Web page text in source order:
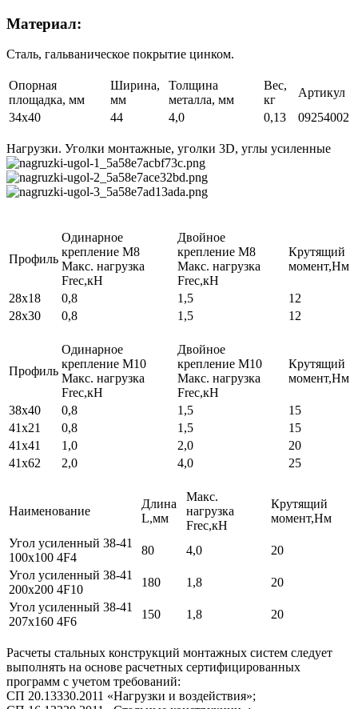
Материал:
Сталь, гальваническое покрытие цинком.
Опорная
площадка, мм
Ширина,
мм
Толщина
металла, мм
Вес,
кг
Артикул
34x40
44 4,0 0,13 09254002
Нагрузки. Уголки монтажные, уголки 3D, углы усиленные
Профиль
Одинарное
крепление М8
Макс. нагрузка
Frec,кН
Двойное
крепление М8
Макс. нагрузка
Frec,кН
Крутящий
момент,Нм
28х18 0,8 1,5
12
28х30
0,8 1,5 12
Профиль
Одинарное
крепление М10
Макс. нагрузка
Frec,кН
Двойное
крепление М10
Макс. нагрузка
Frec,кН
Крутящий
момент,Нм
38х40 0,8 1,5
15
41х21
0,8 1,5
15
41х41
1,0 2,0
20
41х62
2,0 4,0 25
Наименование
Длина
L,мм
Макс.
нагрузка
Freс,кН
Крутящий
момент,Нм
Угол усиленный 38-41
100х100 4F4
80 4,0
20
Угол усиленный 38-41
200х200 4F10
180 1,8
20
Угол усиленный 38-41
207х160 4F6
150 1,8 20
Расчеты стальных конструкций монтажных систем следует
выполнять на основе расчетных сертифицированных
программ с учетом требований:
СП 20.13330.2011 «Нагрузки и воздействия»;